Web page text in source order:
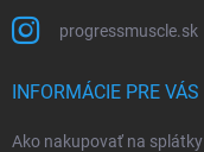
progressmuscle.sk
INFORMÁCIE PRE VÁS
Ako nakupovať na splátky